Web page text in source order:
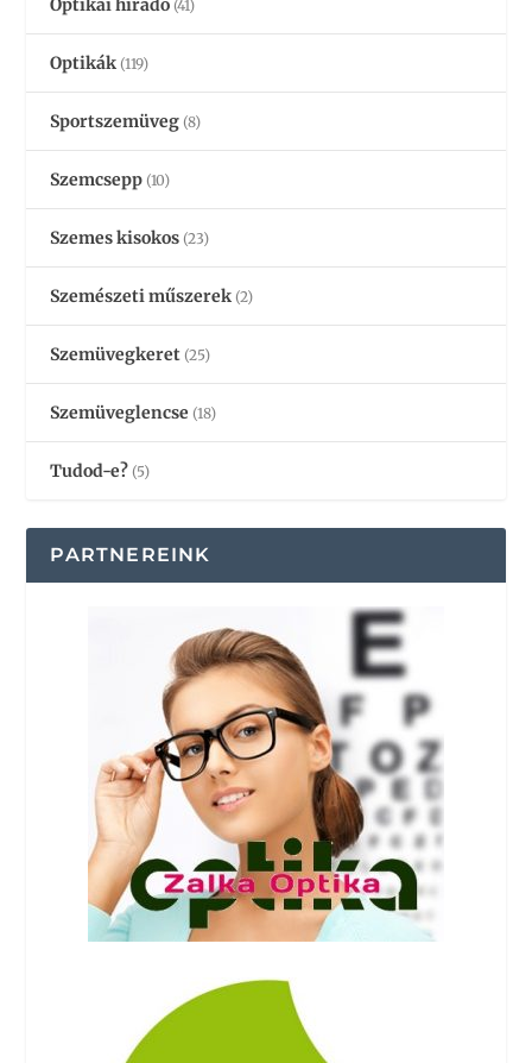
Optikai híradó (41)
Optikák (119)
Sportszemüveg (8)
Szemcsepp (10)
Szemes kisokos (23)
Szemészeti műszerek (2)
Szemüvegkeret (25)
Szemüveglencse (18)
Tudod-e? (5)
PARTNEREINK